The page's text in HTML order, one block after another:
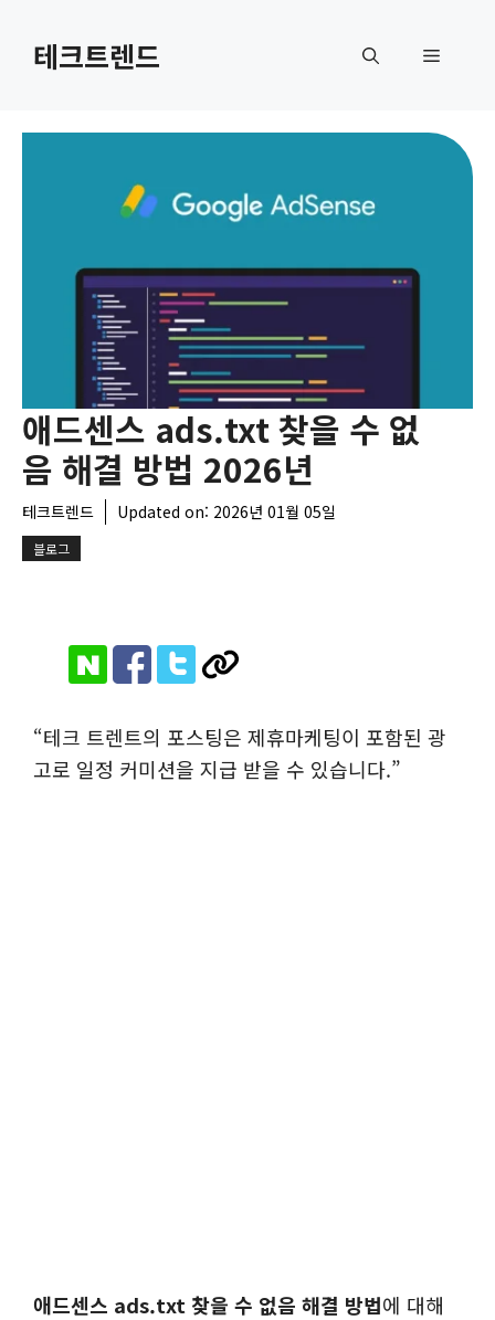
테크트렌드 메
애드센스 ads.txt 찾을 수 없
음 해결 방법 2026년
테크트렌드 Updated on: 2026년 01월 05일
블로그
“테크 트렌트의 포스팅은 제휴마케팅이 포함된 광
고로 일정 커미션을 지급 받을 수 있습니다.”
애드센스 ads.txt 찾을 수 없음 해결 방법에 대해